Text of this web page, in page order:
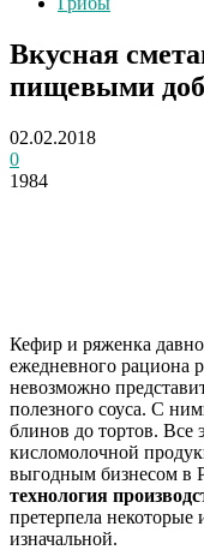
Вкусная
пищевыми
02.02.2018
0
1984
Кефир и ряженка
ежедневного рациона
невозможно
полезного соуса. С
блинов до тортов. Все
кисломолочной
выгодным бизнесом в
технология
претерпела
изначальной.